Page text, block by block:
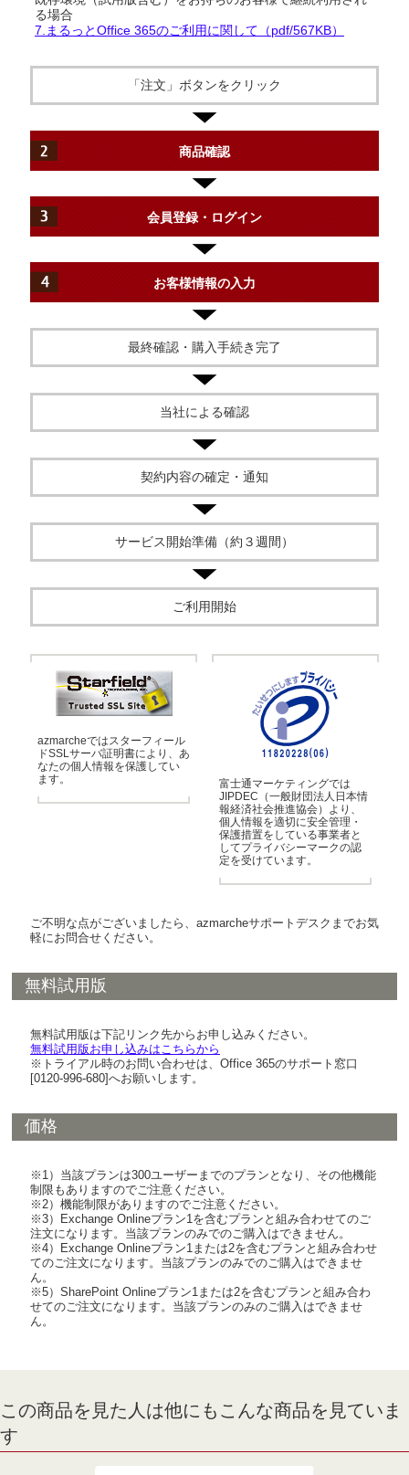
る場合
7.まるっとOffice 365のご利用に関して（pdf/567KB）
「注文」ボタンをクリック
商品確認
会員登録・ログイン
お客様情報の入力
最終確認・購入手続き完了
当社による確認
契約内容の確定・通知
サービス開始準備（約３週間）
ご利用開始
azmarcheではスターフィール
ドSSLサーバ証明書により、あ
なたの個人情報を保護してい
ます。
富士通マーケティングでは
JIPDEC（一般財団法人日本情
報経済社会推進協会）より、
個人情報を適切に安全管理・
保護措置をしている事業者と
してプライバシーマークの認
定を受けています。
ご不明な点がございましたら、azmarcheサポートデスクまでお気
軽にお問合せください。
無料試用版
無料試用版は下記リンク先からお申し込みください。
無料試用版お申し込みはこちらから
※トライアル時のお問い合わせは、Office 365のサポート窓口
[0120-996-680]へお願いします。
価格
※1）当該プランは300ユーザーまでのプランとなり、その他機能
制限もありますのでご注意ください。
※2）機能制限がありますのでご注意ください。
※3）Exchange Onlineプラン1を含むプランと組み合わせてのご
注文になります。当該プランのみでのご購入はできません。
※4）Exchange Onlineプラン1または2を含むプランと組み合わせ
てのご注文になります。当該プランのみでのご購入はできませ
ん。
※5）SharePoint Onlineプラン1または2を含むプランと組み合わ
せてのご注文になります。当該プランのみのご購入はできませ
ん。
この商品を見た人は他にもこんな商品を見ていま
す